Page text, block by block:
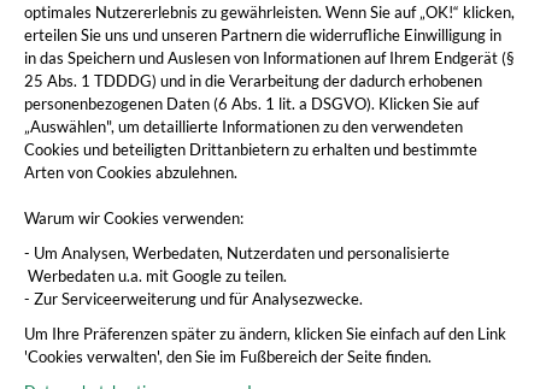
optimales Nutzererlebnis zu gewährleisten. Wenn Sie auf „OK!“ klicken,
erteilen Sie uns und unseren Partnern die widerrufliche Einwilligung in
in das Speichern und Auslesen von Informationen auf Ihrem Endgerät (§
25 Abs. 1 TDDDG) und in die Verarbeitung der dadurch erhobenen
personenbezogenen Daten (6 Abs. 1 lit. a DSGVO). Klicken Sie auf
„Auswählen", um detaillierte Informationen zu den verwendeten
Cookies und beteiligten Drittanbietern zu erhalten und bestimmte
Arten von Cookies abzulehnen.
Warum wir Cookies verwenden:
- Um Analysen, Werbedaten, Nutzerdaten und personalisierte
Werbedaten u.a. mit Google zu teilen.
- Zur Serviceerweiterung und für Analysezwecke.
Um Ihre Präferenzen später zu ändern, klicken Sie einfach auf den Link
'Cookies verwalten', den Sie im Fußbereich der Seite finden.